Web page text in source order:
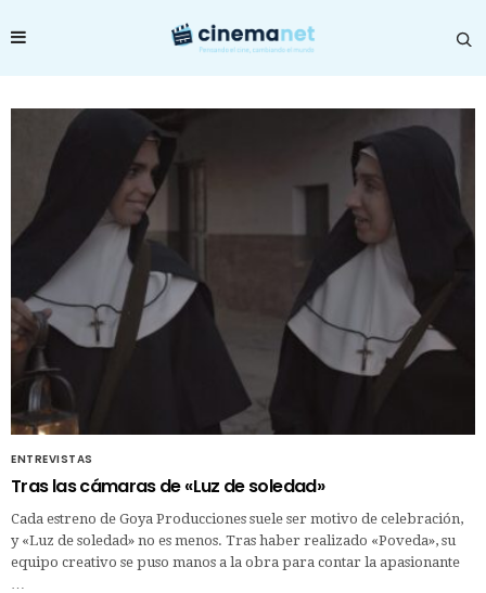
ENTREVISTAS
Tras las cámaras de «Luz de soledad»
Cada estreno de Goya Producciones suele ser motivo de celebración,
y «Luz de soledad» no es menos. Tras haber realizado «Poveda», su
equipo creativo se puso manos a la obra para contar la apasionante